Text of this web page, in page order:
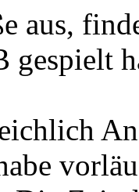
aus,
gespielt